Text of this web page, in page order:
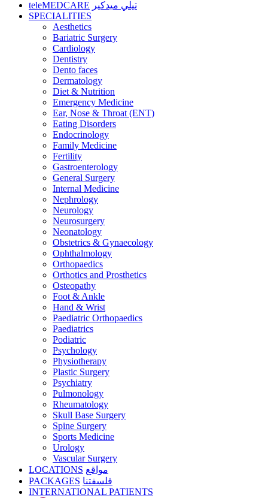
teleMEDCARE تيلي ميدكير
SPECIALITIES
Aesthetics
Bariatric Surgery
Cardiology
Dentistry
Dento faces
Dermatology
Diet & Nutrition
Emergency Medicine
Ear, Nose & Throat (ENT)
Eating Disorders
Endocrinology
Family Medicine
Fertility
Gastroenterology
General Surgery
Internal Medicine
Nephrology
Neurology
Neurosurgery
Neonatology
Obstetrics & Gynaecology
Ophthalmology
Orthopaedics
Orthotics and Prosthetics
Osteopathy
Foot & Ankle
Hand & Wrist
Paediatric Orthopaedics
Paediatrics
Podiatric
Psychology
Physiotherapy
Plastic Surgery
Psychiatry
Pulmonology
Rheumatology
Skull Base Surgery
Spine Surgery
Sports Medicine
Urology
Vascular Surgery
LOCATIONS مواقع
PACKAGES فلسفتنا
INTERNATIONAL PATIENTS